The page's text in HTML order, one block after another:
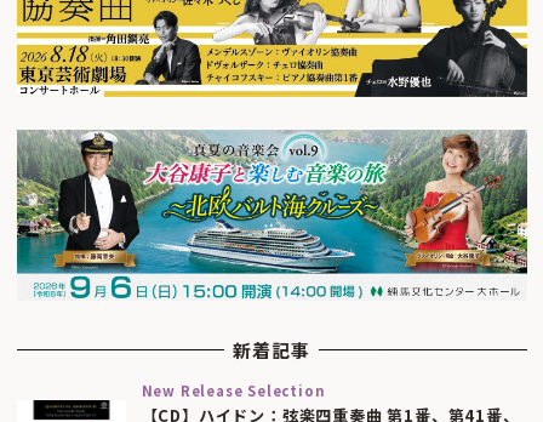
新着記事
New Release Selection
【CD】ハイドン：弦楽四重奏曲 第1番、第41番、